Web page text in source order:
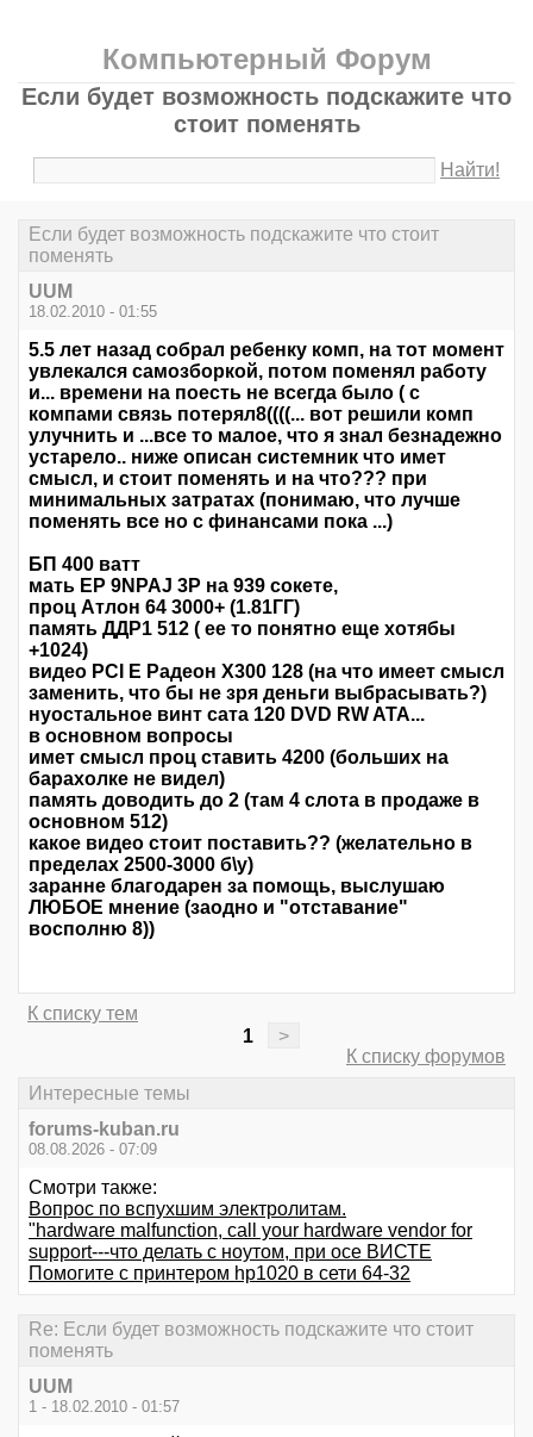
Компьютерный Форум
Если будет возможность подскажите что
стоит поменять
Найти!
Если будет возможность подскажите что стоит
поменять
UUM
18.02.2010 - 01:55
5.5 лет назад собрал ребенку комп, на тот момент
увлекался самозборкой, потом поменял работу
и... времени на поесть не всегда было ( с
компами связь потерял8((((... вот решили комп
улучнить и ...все то малое, что я знал безнадежно
устарело.. ниже описан системник что имет
смысл, и стоит поменять и на что??? при
минимальных затратах (понимаю, что лучше
поменять все но с финансами пока ...)
БП 400 ватт
мать EP 9NPAJ 3P на 939 сокете,
проц Атлон 64 3000+ (1.81ГГ)
память ДДР1 512 ( ее то понятно еще хотябы
+1024)
видео PCI E Радеон Х300 128 (на что имеет смысл
заменить, что бы не зря деньги выбрасывать?)
нуостальное винт сата 120 DVD RW ATA...
в основном вопросы
имет смысл проц ставить 4200 (больших на
барахолке не видел)
память доводить до 2 (там 4 слота в продаже в
основном 512)
какое видео стоит поставить?? (желательно в
пределах 2500-3000 б\у)
заранне благодарен за помощь, выслушаю
ЛЮБОЕ мнение (заодно и "отставание"
восполню 8))
К списку тем
1
>
К списку форумов
Интересные темы
forums-kuban.ru
08.08.2026 - 07:09
Смотри также:
Вопрос по вспухшим электролитам.
"hardware malfunction, call your hardware vendor for
support---что делать с ноутом, при осе ВИСТЕ
Помогите с принтером hp1020 в сети 64-32
Re: Если будет возможность подскажите что стоит
поменять
UUM
1 - 18.02.2010 - 01:57